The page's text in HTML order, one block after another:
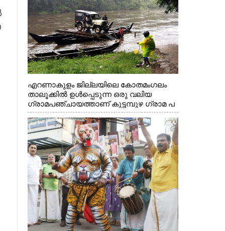
എറണാകുളം ജില്ലയിലെ കോതമംഗലം
താലൂക്കിൽ ഉൾപ്പെടുന്ന ഒരു വലിയ
ഗ്രാമപഞ്ചായത്താണ് കുട്ടമ്പുഴ ഗ്രാമ പ
ഞ്ചായത്ത്. ആദിവാസി ഊരുകളായ
വെള്ളാരംകുത്ത്, കത്തിപ്പാറ, ഉറിയംപെട്ടി,
തേക്കല്ല്, വെട്ടിക്കല്ല്, മഞ്ചപ്പാറ എന്നീ
ആറു സ്ഥലങ്ങളിലേക്കുള്ള പ്രധാന
സഞ്ചാര മാർഗമാണ് ഈ കാണുന്ന
കടത്ത് വള്ളം
×